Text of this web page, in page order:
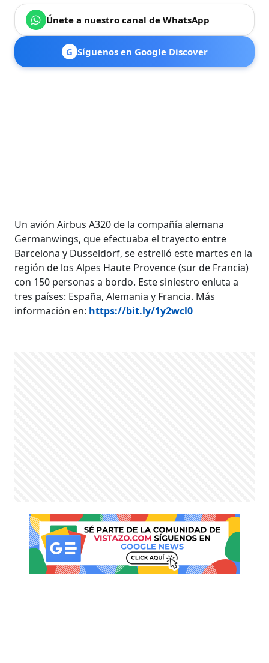
Únete a nuestro canal de WhatsApp
G Síguenos en Google Discover
Un avión Airbus A320 de la compañía alemana
Germanwings, que efectuaba el trayecto entre
Barcelona y Düsseldorf, se estrelló este martes en la
región de los Alpes Haute Provence (sur de Francia)
con 150 personas a bordo. Este siniestro enluta a
tres países: España, Alemania y Francia. Más
información en: https://bit.ly/1y2wcl0